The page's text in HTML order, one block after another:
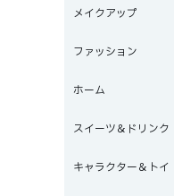
メイクアップ
ファッション
ホーム
スイーツ＆ドリンク
キャラクター＆トイ